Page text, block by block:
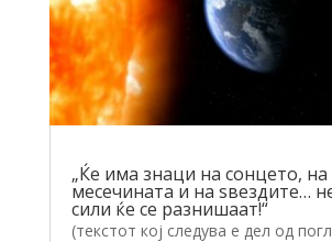
„Ќе има знаци на сонцето, на
месечината и на ѕвездите…
сили ќе се разнишаат!“
(текстот кој следува е дел од